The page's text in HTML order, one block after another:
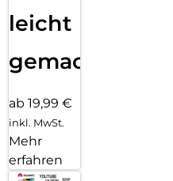
leicht
gemacht!
ab 19,99 €
inkl. MwSt.
Mehr
erfahren